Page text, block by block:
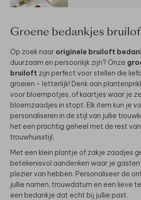
Groene bedankjes
Op zoek naar originele bruiloft
duurzaam en persoonlijk zijn? Onze
bruiloft zijn perfect voor stellen die
groeien - letterlijk! Denk aan
voor bloempotjes, of kaartjes waar je
bloemzaadjes in stopt. Elk item kun je
personaliseren in de stijl van jullie
het een prachtig geheel met de rest
trouwhuisstijl.
Met een klein plantje of zakje zaadjes
betekenisvol aandenken waar je gasten
plezier van hebben. Personaliseer de
jullie namen, trouwdatum en een lieve
een bedankje dat echt bij jullie past.